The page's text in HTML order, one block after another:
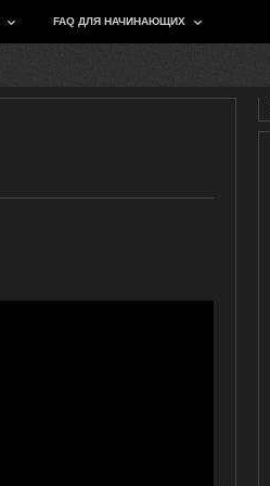
FAQ ДЛЯ НАЧИНАЮЩИХ